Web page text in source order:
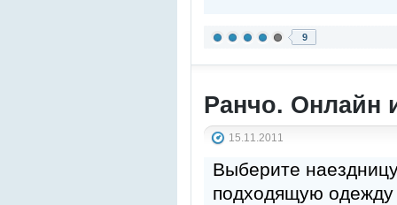
9
Ранчо. Онлайн
15.11.2011
Выберите
подходящую